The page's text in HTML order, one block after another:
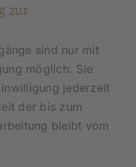
zur
sind nur mit
möglich. Sie
jederzeit
der bis zum
bleibt vom